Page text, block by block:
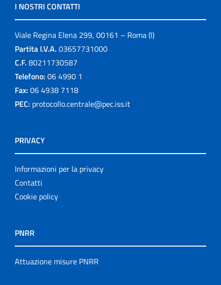
I NOSTRI CONTATTI
Viale Regina Elena 299, 00161 – Roma (I)
Partita I.V.A. 03657731000
C.F. 80211730587
Telefono: 06 4990 1
Fax: 06 4938 7118
PEC: protocollo.centrale@pec.iss.it
PRIVACY
Informazioni per la privacy
Contatti
Cookie policy
PNRR
Attuazione misure PNRR